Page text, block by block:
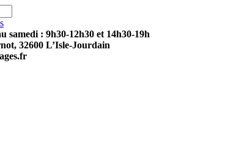
samedi : 9h30-12h30 et 14h30-19h
32600 L’Isle-Jourdain